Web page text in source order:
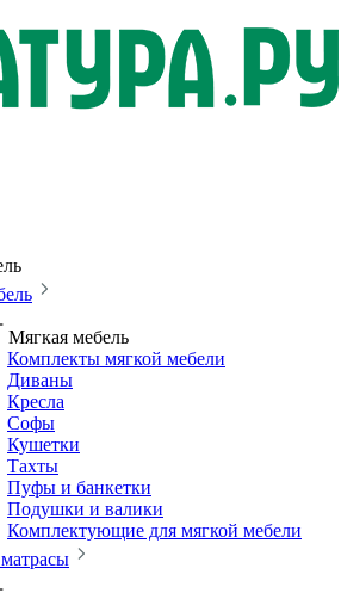
Мягкая мебель
Комплекты мягкой мебели
Диваны
Кресла
Софы
Кушетки
Тахты
Пуфы и банкетки
Подушки и валики
Комплектующие для мягкой мебели